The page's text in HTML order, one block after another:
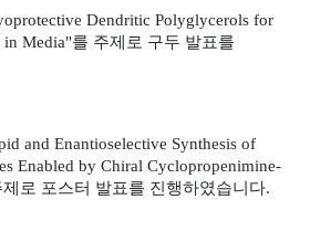
Dendritic Polyglycerols for
in Media"를 주제로 구두 발표를
and Enantioselective Synthesis of
Enabled by Chiral Cyclopropenimine-
제로 포스터 발표를 진행하였습니다.